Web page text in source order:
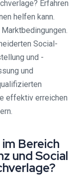
Erfahren
helfen kann.
Social-
und -
und
effektiv erreichen
Bereich
und Social